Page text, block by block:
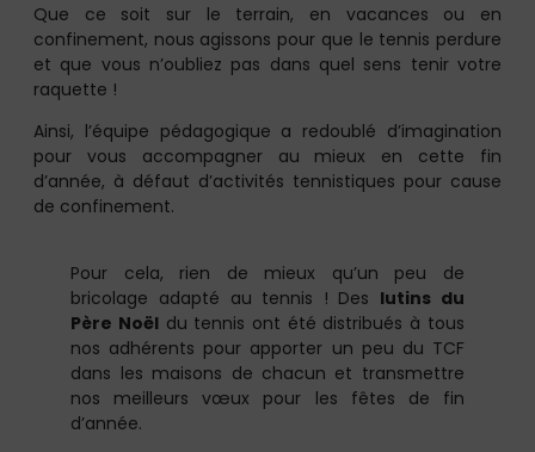
Que ce soit sur le terrain, en vacances ou en
confinement, nous agissons pour que le tennis perdure
et que vous n’oubliez pas dans quel sens tenir votre
raquette !
Ainsi, l’équipe pédagogique a redoublé d’imagination
pour vous accompagner au mieux en cette fin
d’année, à défaut d’activités tennistiques pour cause
de confinement.
Pour cela, rien de mieux qu’un peu de
bricolage adapté au tennis ! Des lutins du
Père Noël du tennis ont été distribués à tous
nos adhérents pour apporter un peu du TCF
dans les maisons de chacun et transmettre
nos meilleurs vœux pour les fêtes de fin
d’année.